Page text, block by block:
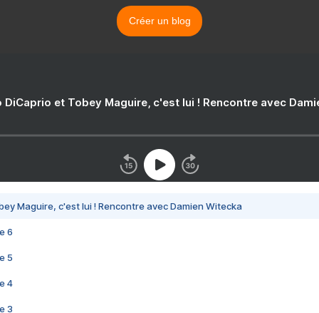
Créer un blog
DiCaprio et Tobey Maguire, c'est lui ! Rencontre avec
Maguire, c'est lui ! Rencontre avec Damien Witecka
6
5
4
3